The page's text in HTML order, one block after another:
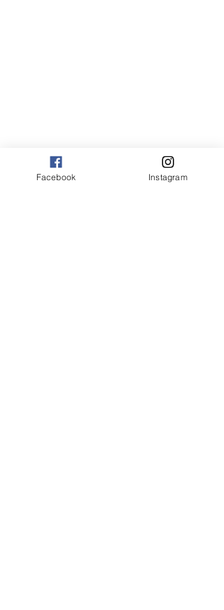
Facebook Instagram